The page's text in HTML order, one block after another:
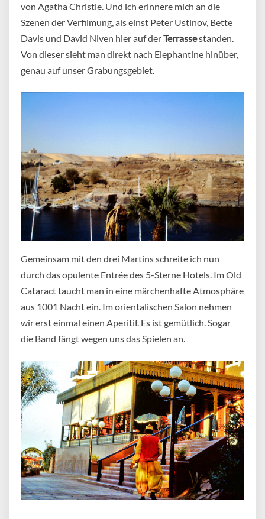
von Agatha Christie. Und ich erinnere mich an die
Szenen der Verfilmung, als einst Peter Ustinov, Bette
Davis und David Niven hier auf derTerrassestanden.
Von dieser sieht man direkt nach Elephantine hinüber,
genau auf unser Grabungsgebiet.
Gemeinsam mit den drei Martins schreite ich nun
durch das opulente Entrée des 5-Sterne Hotels. Im Old
Cataract taucht man in eine märchenhafte Atmosphäre
aus 1001 Nacht ein. Im orientalischen Salon nehmen
wir erst einmal einen Aperitif. Es ist gemütlich. Sogar
die Band fängt wegen uns das Spielen an.